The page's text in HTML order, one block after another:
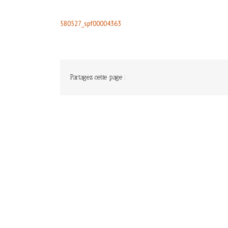
580527_spf00004363
Partagez cette page :